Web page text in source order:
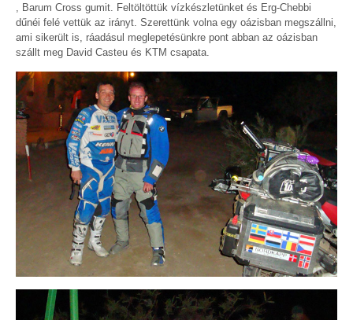
, Barum Cross gumit. Feltöltöttük vízkészletünket és Erg-Chebbi
dűnéi felé vettük az irányt. Szerettünk volna egy oázisban megszállni,
ami sikerült is, ráadásul meglepetésünkre pont abban az oázisban
szállt meg David Casteu és KTM csapata.